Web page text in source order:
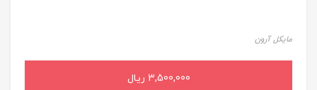
مایکل آرون
3,500,000 ریال
افزودن به سبد خرید